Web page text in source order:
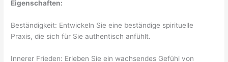
Eigenschaften:
Beständigkeit: Entwickeln Sie eine beständige spirituelle
Praxis, die sich für Sie authentisch anfühlt.
Innerer Frieden: Erleben Sie ein wachsendes Gefühl von